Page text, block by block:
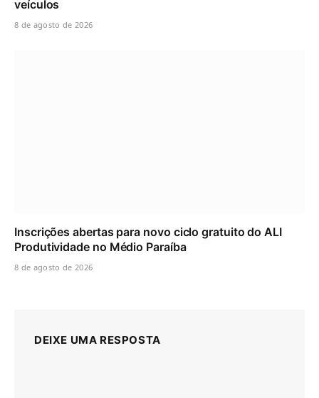
veículos
8 de agosto de 2026
Inscrições abertas para novo ciclo gratuito do ALI
Produtividade no Médio Paraíba
8 de agosto de 2026
DEIXE UMA RESPOSTA